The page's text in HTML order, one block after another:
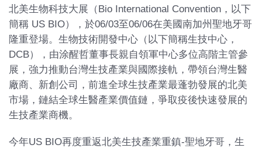
北美生物科技大展（Bio International Convention，以下
簡稱 US BIO），於06/03至06/06在美國南加州聖地牙哥
隆重登場。生物技術開發中心（以下簡稱生技中心，
DCB），由涂醒哲董事長親自領軍中心多位高階主管參
展，強力推動台灣生技產業與國際接軌，帶領台灣生醫
廠商、新創公司，前進全球生技產業最蓬勃發展的北美
市場，鏈結全球生醫產業價值鏈，爭取疫後快速發展的
生技產業商機。
今年US BIO再度重返北美生技產業重鎮-聖地牙哥，生